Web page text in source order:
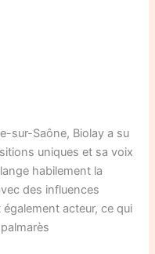
sur-Saône, Biolay a su
uniques et sa voix
habilement la
des influences
acteur, ce qui